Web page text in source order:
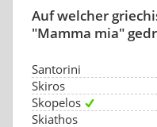
Auf welcher
"Mamma mia"
Santorini
Skiros
Skopelos
Skiathos